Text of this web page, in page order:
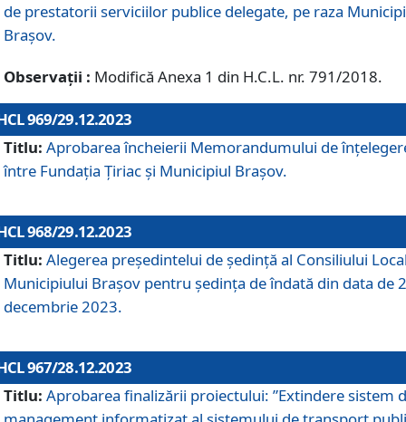
de prestatorii serviciilor publice delegate, pe raza
Brașov.
Observații : Modifică Anexa 1 din H.C.L. nr. 791/2018.
969/29.12.2023
Titlu: Aprobarea încheierii Memorandumului de
între Fundația Țiriac și Municipiul Brașov.
968/29.12.2023
Titlu: Alegerea preşedintelui de şedinţă al Consiliului
Municipiului Braşov pentru ședința de îndată din data de
decembrie 2023.
967/28.12.2023
Titlu: Aprobarea finalizării proiectului: ”Extindere sistem